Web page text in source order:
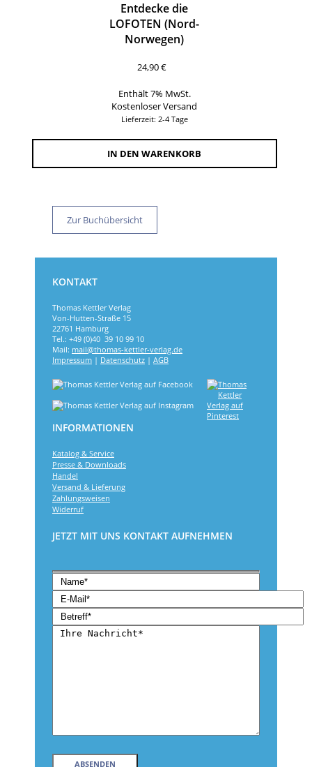
Entdecke die
LOFOTEN (Nord-
Norwegen)
24,90€
Enthält 7% MwSt.
Kostenloser Versand
Lieferzeit: 2-4 Tage
IN DEN WARENKORB
Zur Buchübersicht
KONTAKT
Thomas Kettler Verlag
Von-Hutten-Straße 15
22761 Hamburg
Tel.: +49 (0)40 39 10 99 10
Mail: mail@thomas-kettler-verlag.de
Impressum | Datenschutz | AGB
INFORMATIONEN
Katalog & Service
Presse & Downloads
Handel
Versand & Lieferung
Zahlungsweisen
Widerruf
JETZT MIT UNS KONTAKT AUFNEHMEN
lasse
Bitte